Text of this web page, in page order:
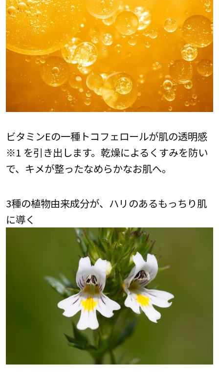
ビタミンEの一種トコフェロールが肌の透明感
※1 を引き出します。乾燥によるくすみを防い
で、キメが整ったなめらかなお肌へ。
3種の植物由来成分が、ハリのあるもっちり肌
に導く